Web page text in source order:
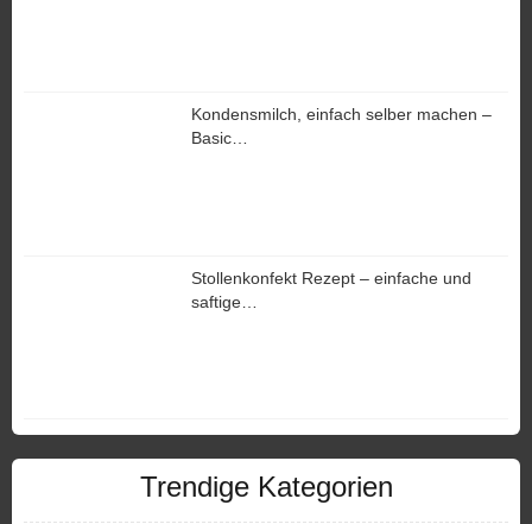
Kondensmilch, einfach selber machen –
Basic…
Stollenkonfekt Rezept – einfache und
saftige…
Trendige Kategorien